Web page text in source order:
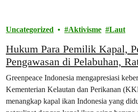
Uncategorized Aktivisme Laut
Hukum Para Pemilik Kapal,
Pengawasan di Pelabuhan,
188
Greenpeace Indonesia mengapresiasi
Kementerian Kelautan dan Perikanan
menangkap kapal ikan Indonesia yang